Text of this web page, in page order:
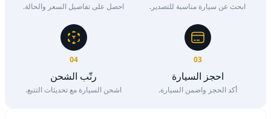
ابحث عن سيارة مناسبة للتصدير. احصل على تفاصيل السعر والحالة.
03
احجز السيارة
أكد الحجز واضمن السيارة.
04
رتّب الشحن
اشحن السيارة مع تحديثات التتبع.